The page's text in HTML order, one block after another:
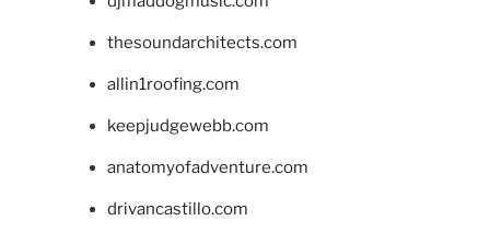
thesoundarchitects.com
allin1roofing.com
keepjudgewebb.com
anatomyofadventure.com
drivancastillo.com